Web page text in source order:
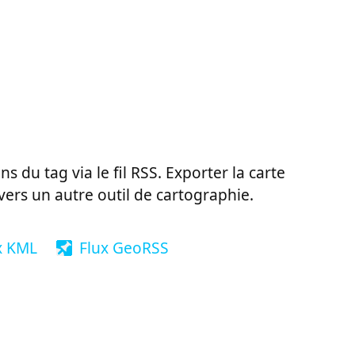
du tag via le fil RSS. Exporter la carte
un autre outil de cartographie.
KML Flux GeoRSS